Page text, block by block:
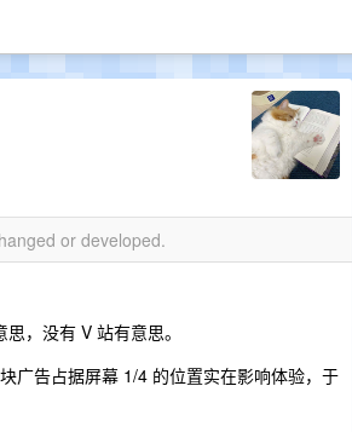
or developed.
，没有 V 站有意思。
广告占据屏幕 1/4 的位置实在影响体验，于